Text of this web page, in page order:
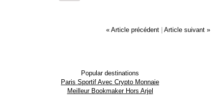
« Article précédent Article suivant »
Popular destinations
Paris Sportif Avec Crypto Monnaie
Meilleur Bookmaker Hors Arjel